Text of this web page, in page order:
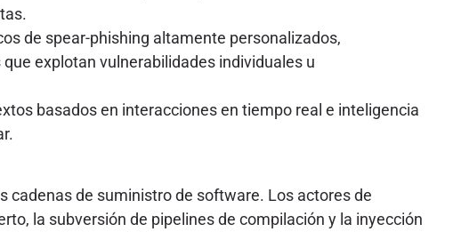
de spear-phishing altamente personalizados,
explotan vulnerabilidades individuales u
basados en interacciones en tiempo real e inteligencia
cadenas de suministro de software. Los actores de
la subversión de pipelines de compilación y la inyección